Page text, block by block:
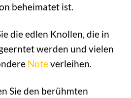
beheimatet ist.
die edlen Knollen, die in
werden und vielen
Noteverleihen.
Sie den berühmten